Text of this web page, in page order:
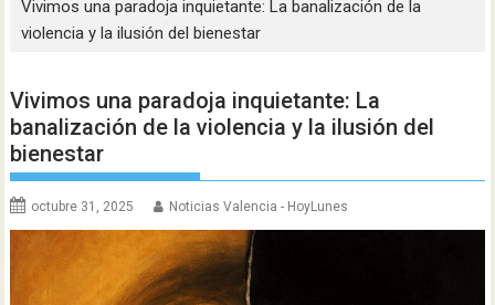
Vivimos una paradoja inquietante: La banalización de la
violencia y la ilusión del bienestar
Vivimos una paradoja inquietante: La
banalización de la violencia y la ilusión del
bienestar
octubre 31, 2025 Noticias Valencia - HoyLunes